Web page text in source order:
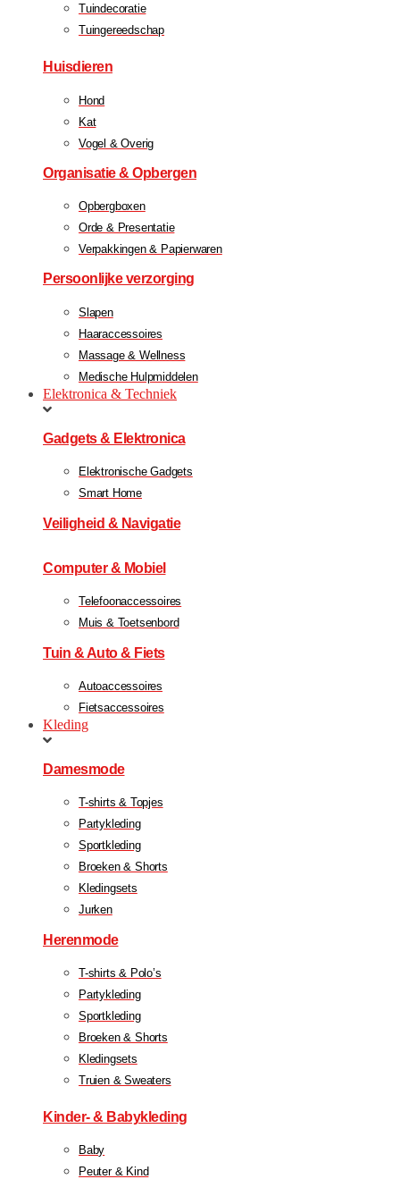
Tuindecoratie
Tuingereedschap
Huisdieren
Hond
Kat
Vogel & Overig
Organisatie & Opbergen
Opbergboxen
Orde & Presentatie
Verpakkingen & Papierwaren
Persoonlijke verzorging
Slapen
Haaraccessoires
Massage & Wellness
Medische Hulpmiddelen
Elektronica & Techniek
Gadgets & Elektronica
Elektronische Gadgets
Smart Home
Veiligheid & Navigatie
Computer & Mobiel
Telefoonaccessoires
Muis & Toetsenbord
Tuin & Auto & Fiets
Autoaccessoires
Fietsaccessoires
Kleding
Damesmode
T-shirts & Topjes
Partykleding
Sportkleding
Broeken & Shorts
Kledingsets
Jurken
Herenmode
T-shirts & Polo’s
Partykleding
Sportkleding
Broeken & Shorts
Kledingsets
Truien & Sweaters
Kinder- & Babykleding
Baby
Peuter & Kind